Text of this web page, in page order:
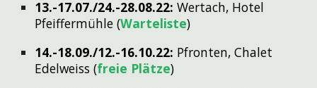
13.-17.07./24.-28.08.22:Wertach, Hotel
Pfeiffermühle (Warteliste)
14.-18.09./12.-16.10.22: Pfronten, Chalet
Edelweiss (freie Plätze)